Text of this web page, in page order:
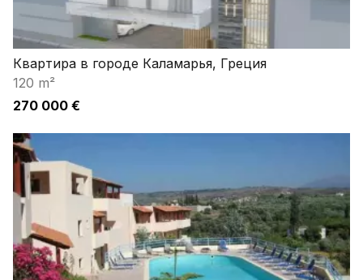
Квартира в городе Каламарья, Греция
120 m²
270 000 €